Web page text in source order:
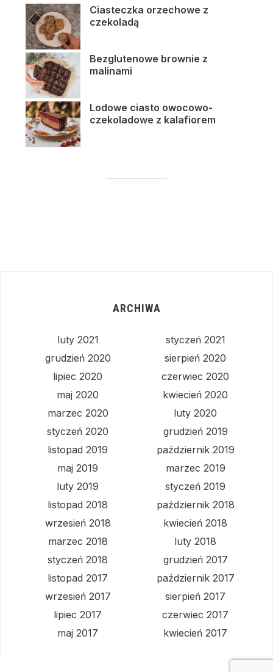
Ciasteczka orzechowe z
czekoladą
Bezglutenowe brownie z
malinami
Lodowe ciasto owocowo-
czekoladowe z kalafiorem
ARCHIWA
luty 2021
styczeń 2021
grudzień 2020
sierpień 2020
lipiec 2020
czerwiec 2020
maj 2020
kwiecień 2020
marzec 2020
luty 2020
styczeń 2020
grudzień 2019
listopad 2019
październik 2019
maj 2019
marzec 2019
luty 2019
styczeń 2019
listopad 2018
październik 2018
wrzesień 2018
kwiecień 2018
marzec 2018
luty 2018
styczeń 2018
grudzień 2017
listopad 2017
październik 2017
wrzesień 2017
sierpień 2017
lipiec 2017
czerwiec 2017
maj 2017
kwiecień 2017